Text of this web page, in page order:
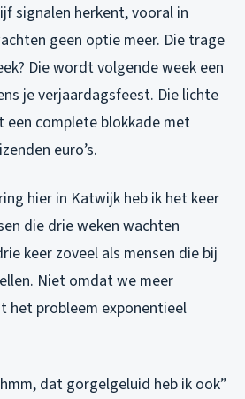
signalen herkent, vooral in
geen optie meer. Die trage
Die wordt volgende week een
je verjaardagsfeest. Die lichte
een complete blokkade met
euro’s.
hier in Katwijk heb ik het keer
die drie weken wachten
keer zoveel als mensen die bij
Niet omdat we meer
het probleem exponentieel
dat gorgelgeluid heb ik ook”